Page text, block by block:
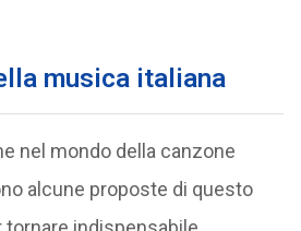
musica italiana
nel mondo della canzone
alcune proposte di questo